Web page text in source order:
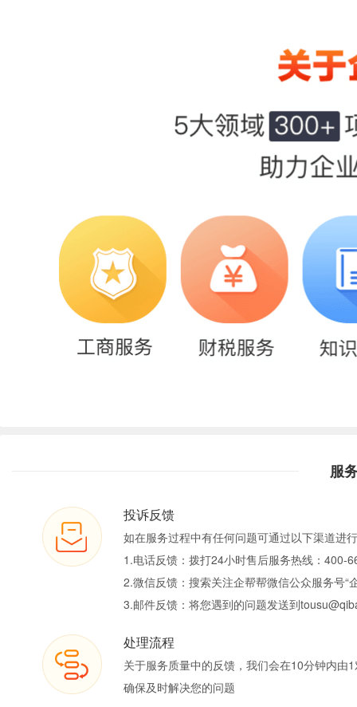
服
投诉反馈
如在服务过程中有任何问题可通过以下渠道进
1.电话反馈：拨打24小时售后服务热线：400-
2.微信反馈：搜索关注企帮帮微信公众服务号“
3.邮件反馈：将您遇到的问题发送到
处理流程
关于服务质量中的反馈，我们会在10分钟内由
确保及时解决您的问题